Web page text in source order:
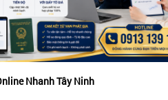
Nhanh Tây Ninh